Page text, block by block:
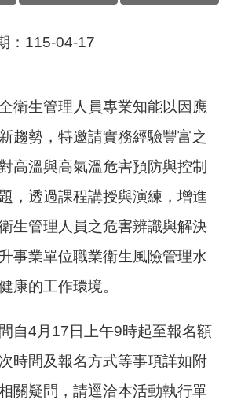
： 115-04-17
衛生管理人員專業知能以因應
趨勢，特邀請實務經驗豐富之
高溫與高氣溫危害預防與控制
，透過課程講授與演練，增進
生管理人員之危害辨識與解決
事業單位職業衛生風險管理水
康的工作環境。
自4月17日上午9時起至報名額
時間及報名方式等事項詳如附
關疑問，請逕洽本活動執行單